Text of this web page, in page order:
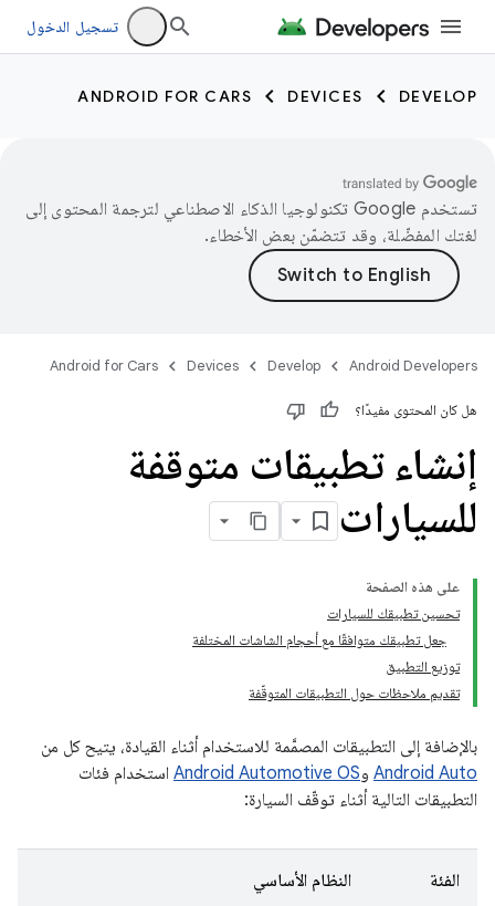
تسجيل الدخول
DEVELOP
DEVICES
ANDROID FOR CARS
تستخدم Google تكنولوجيا الذكاء الاصطناعي لترجمة المحتوى إلى
لغتك المفضّلة، وقد تتضمّن بعض الأخطاء.
Android Developers
Develop
Devices
Android for Cars
هل كان المحتوى مفيدًا؟
إنشاء تطبيقات متوقفة
للسيارات
على هذه الصفحة
تحسين تطبيقك للسيارات
جعل تطبيقك متوافقًا مع أحجام الشاشات المختلفة
توزيع التطبيق
تقديم ملاحظات حول التطبيقات المتوقّفة
بالإضافة إلى التطبيقات المصمَّمة للاستخدام أثناء القيادة، يتيح كل من
Android Auto وAndroid Automotive OS استخدام فئات
التطبيقات التالية أثناء توقّف السيارة:
الفئة النظام الأساسي